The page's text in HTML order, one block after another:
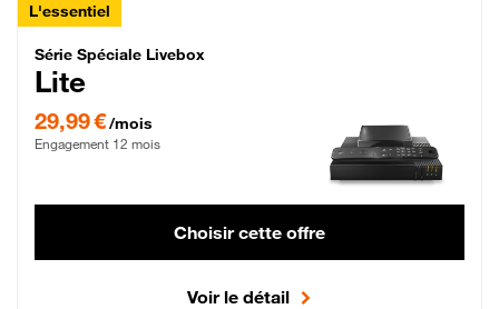
L'essentiel
Série Spéciale Livebox Lite Fibre
Série Spéciale Livebox
Lite
29,99 €/mois
Engagement 12 mois
Choisir cette offre
Voir le détail